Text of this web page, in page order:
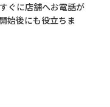
ぐに店舗へお電話が
始後にも役立ちま